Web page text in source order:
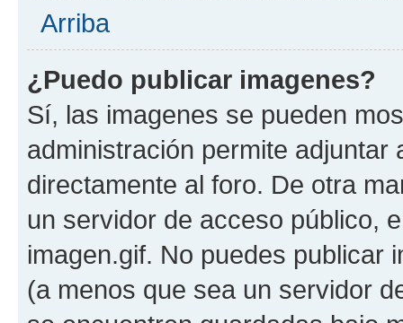
Arriba
¿Puedo publicar imagenes?
Sí, las imagenes se pueden
administración permite
directamente al foro. De otra
un servidor de acceso público,
imagen.gif. No puedes publicar
(a menos que sea un servidor